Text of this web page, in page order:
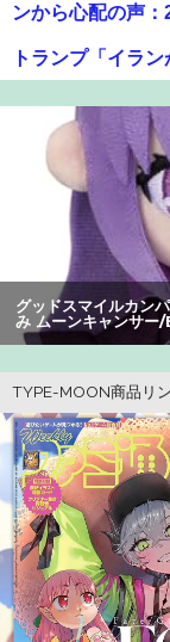
ンから心配の声
トランプ「イラ
はアメリカだけｗ
【画像】オタク
友達って感じで
ｗ：26/08/06のニ
【画像】ギルテ
【爆笑】最近の
【画像】GANTZ
【画像】美人す
いいべｗｗｗｗ
レインボー池田
【画像】女さん
周りがコソコソ
グッドスマイルカ
み ムーンキャンサー